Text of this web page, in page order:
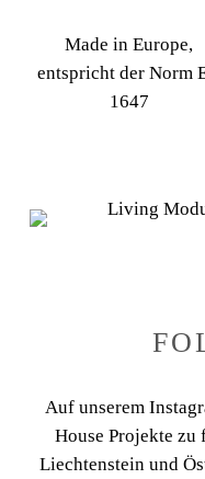
Made in Europe,
entspricht der Norm
1647
Auf unserem
House Projekte
Liechtenstein und